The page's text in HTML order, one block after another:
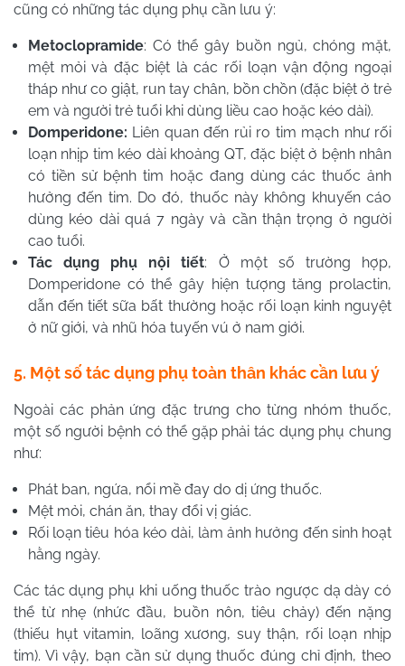
cũng có những tác dụng phụ cần lưu ý:
Metoclopramide: Có thể gây buồn ngủ, chóng mặt,
mệt mỏi và đặc biệt là các rối loạn vận động ngoại
tháp như co giật, run tay chân, bồn chồn (đặc biệt ở trẻ
em và người trẻ tuổi khi dùng liều cao hoặc kéo dài).
Domperidone: Liên quan đến rủi ro tim mạch như rối
loạn nhịp tim kéo dài khoảng QT, đặc biệt ở bệnh nhân
có tiền sử bệnh tim hoặc đang dùng các thuốc ảnh
hưởng đến tim. Do đó, thuốc này không khuyến cáo
dùng kéo dài quá 7 ngày và cần thận trọng ở người
cao tuổi.
Tác dụng phụ nội tiết: Ở một số trường hợp,
Domperidone có thể gây hiện tượng tăng prolactin,
dẫn đến tiết sữa bất thường hoặc rối loạn kinh nguyệt
ở nữ giới, và nhũ hóa tuyến vú ở nam giới.
5. Một số tác dụng phụ toàn thân khác cần lưu ý
Ngoài các phản ứng đặc trưng cho từng nhóm thuốc,
một số người bệnh có thể gặp phải tác dụng phụ chung
như:
Phát ban, ngứa, nổi mề đay do dị ứng thuốc.
Mệt mỏi, chán ăn, thay đổi vị giác.
Rối loạn tiêu hóa kéo dài, làm ảnh hưởng đến sinh hoạt
hằng ngày.
Các tác dụng phụ khi uống thuốc trào ngược dạ dày có
thể từ nhẹ (nhức đầu, buồn nôn, tiêu chảy) đến nặng
(thiếu hụt vitamin, loãng xương, suy thận, rối loạn nhịp
tim). Vì vậy, bạn cần sử dụng thuốc đúng chỉ định, theo